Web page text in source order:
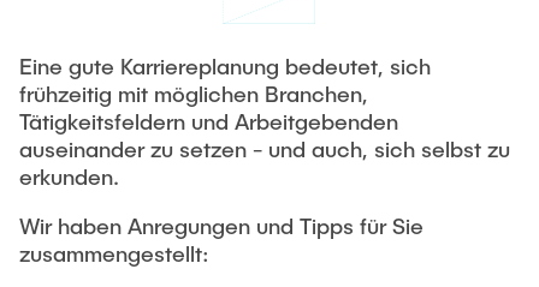
Eine gute Karriereplanung bedeutet, sich
frühzeitig mit möglichen Branchen,
Tätigkeitsfeldern und Arbeitgebenden
auseinander zu setzen - und auch, sich selbst zu
erkunden.
Wir haben Anregungen und Tipps für Sie
zusammengestellt: